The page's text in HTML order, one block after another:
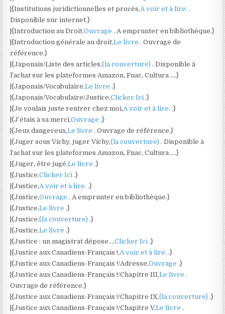
|{Institutions juridictionnelles et procès,A voir et à lire. .
Disponible sur internet.}
|{Introduction au Droit,Ouvrage . A emprunter en bibliothèque.}
|{Introduction générale au droit,Le livre . Ouvrage de
référence.}
|{Japonais/Liste des articles,(la couverture) . Disponible à
l’achat sur les plateformes Amazon, Fnac, Cultura ….}
|{Japonais/Vocabulaire,Le livre .}
|{Japonais/Vocabulaire/Justice,Clicker Ici .}
|{Je voulais juste rentrer chez moi,A voir et à lire. .}
|{J’étais à sa merci,Ouvrage .}
|{Jeux dangereux,Le livre . Ouvrage de référence.}
|{Juger sous Vichy, juger Vichy,(la couverture) . Disponible à
l’achat sur les plateformes Amazon, Fnac, Cultura ….}
|{Juger, être jugé,Le livre .}
|{Justice,Clicker Ici .}
|{Justice,A voir et à lire. .}
|{Justice,Ouvrage . A emprunter en bibliothèque.}
|{Justice,Le livre .}
|{Justice,(la couverture) .}
|{Justice,Le livre .}
|{Justice : un magistrat dépose…,Clicker Ici .}
|{Justice aux Canadiens-Français !,A voir et à lire. .}
|{Justice aux Canadiens-Français !/Adresse,Ouvrage .}
|{Justice aux Canadiens-Français !/Chapitre III,Le livre .
Ouvrage de référence.}
|{Justice aux Canadiens-Français !/Chapitre IX,(la couverture) .}
|{Justice aux Canadiens-Français !/Chapitre V,Le livre .